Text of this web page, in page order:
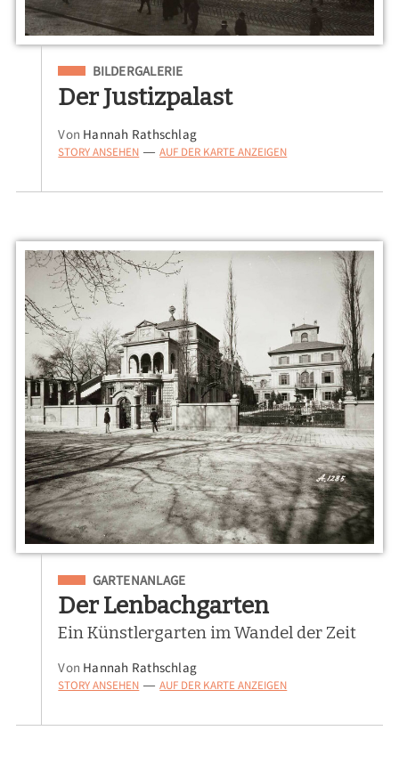
Eingeordnet unter
BILDERGALERIE
Der Justizpalast
Von Hannah Rathschlag
STORY ANSEHEN — AUF DER KARTE ANZEIGEN
Eingeordnet unter
GARTENANLAGE
Der Lenbachgarten
Ein Künstlergarten im Wandel der Zeit
Von Hannah Rathschlag
STORY ANSEHEN — AUF DER KARTE ANZEIGEN